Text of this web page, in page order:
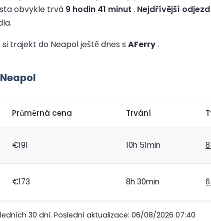
obvykle trvá 9 hodin 41 minut . Nejdřívější odjezd
trajekt do Neapol ještě dnes s AFerry.
Průměrná cena Trvání
€191 10h 51min
€173 8h 30min
30 dní. Poslední aktualizace: 06/08/2026 07:40